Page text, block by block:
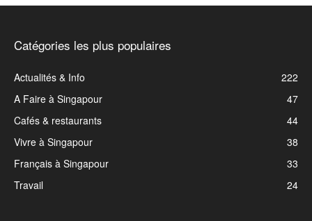
Catégories les plus populaires
Actualités & Info
222
A Faire à Singapour
47
Cafés & restaurants
44
Vivre à Singapour
38
Français à Singapour
33
Travail
24